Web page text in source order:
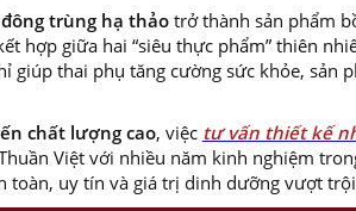
trùng hạ thảotrở thành sản phẩm
hợp giữa hai “siêu thực phẩm” thiên
giúp thai phụ tăng cường sức khỏe, sản
chất lượng cao, việc tư vấn thiết kế
Việt với nhiều năm kinh nghiệm
toàn, uy tín và giá trị dinh dưỡng vượt